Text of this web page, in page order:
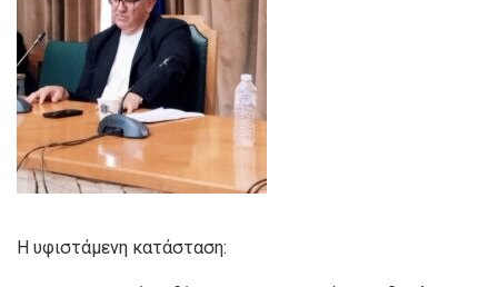
Η υφιστάμενη κατάσταση: